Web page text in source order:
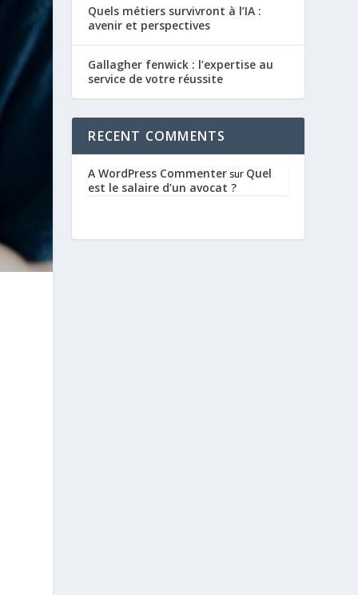
Quels métiers survivront à l’IA :
avenir et perspectives
Gallagher fenwick : l’expertise au
service de votre réussite
RECENT COMMENTS
A WordPress Commenter sur Quel
est le salaire d’un avocat ?